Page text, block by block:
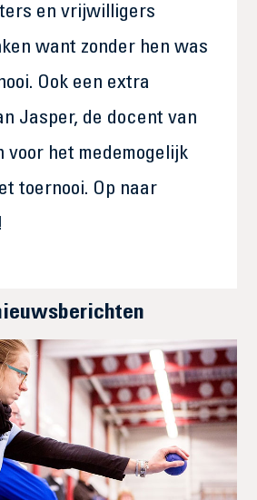
en vrijwilligers
want zonder hen was
Ook een extra
Jasper, de docent van
voor het medemogelijk
toernooi. Op naar